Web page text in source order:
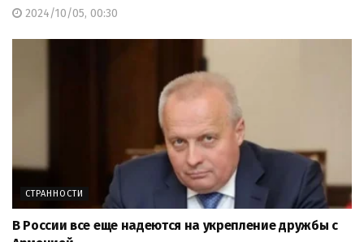
2024/10/05, 00:30
СТРАННОСТИ
В России все еще надеются на укрепление дружбы с